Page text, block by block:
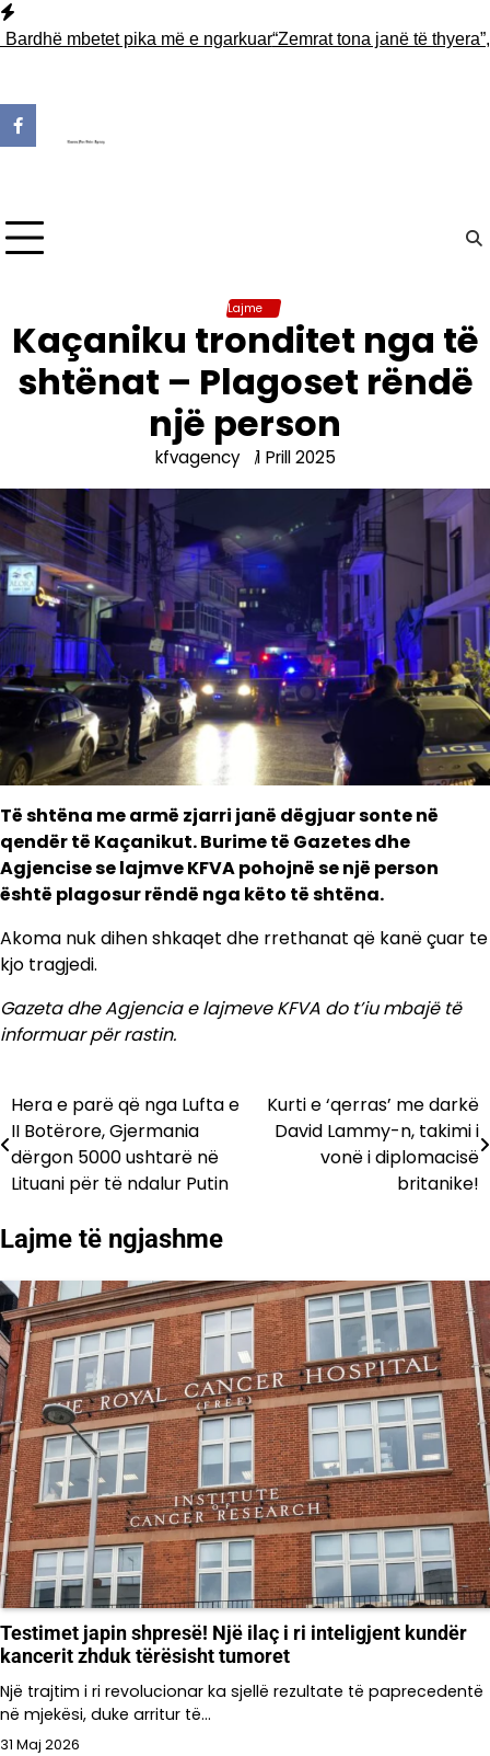
Skip
to
mbetet pika më e ngarkuar“Zemrat tona janë të thyera”,
Lajme
Kaçaniku tronditet nga të
shtënat – Plagoset rëndë
një person
kfvagency 1 Prill 2025
Të shtëna me armë zjarri janë dëgjuar sonte në
qendër të Kaçanikut. Burime të Gazetes dhe
Agjencise se lajmve KFVA pohojnë se një person
është plagosur rëndë nga këto të shtëna.
Akoma nuk dihen shkaqet dhe rrethanat që kanë çuar te
kjo tragjedi.
Gazeta dhe Agjencia e lajmeve KFVA do t’iu mbajë të
informuar për rastin.
Lëvizje
te
postimet
Hera e parë që nga Lufta e
II Botërore, Gjermania
dërgon 5000 ushtarë në
Lituani për të ndalur Putin
Kurti e ‘qerras’ me darkë
David Lammy-n, takimi i
vonë i diplomacisë
britanike!
Lajme të ngjashme
Testimet japin shpresë! Një ilaç i ri inteligjent kundër
kancerit zhduk tërësisht tumoret
Një trajtim i ri revolucionar ka sjellë rezultate të paprecedentë
në mjekësi, duke arritur të…
31 Maj 2026